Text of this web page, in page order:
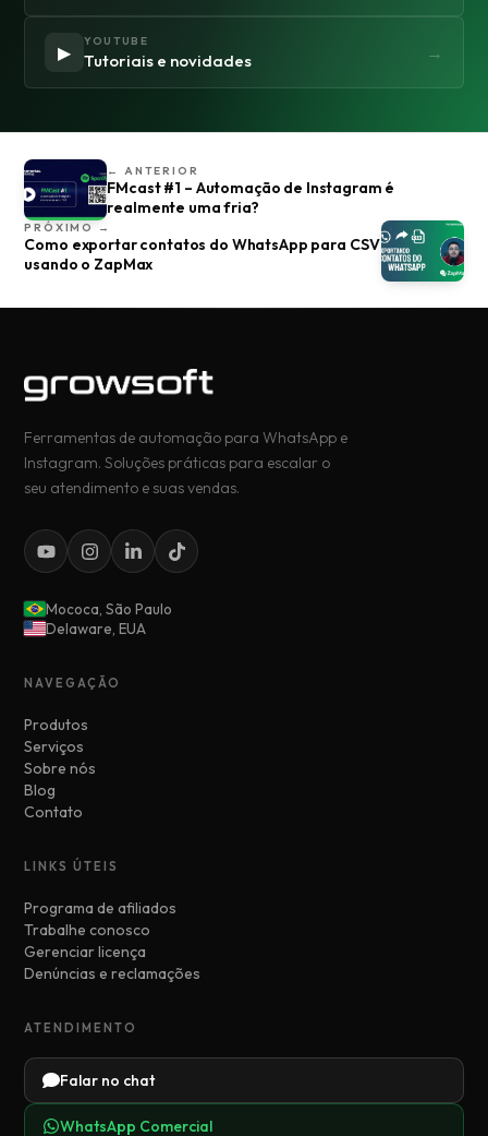
▶
YOUTUBE
Tutoriais e novidades →
← ANTERIOR
FMcast #1 – Automação de Instagram é
realmente uma fria?
PRÓXIMO →
Como exportar contatos do WhatsApp para CSV
usando o ZapMax
Ferramentas de automação para WhatsApp e
Instagram. Soluções práticas para escalar o
seu atendimento e suas vendas.
Mococa, São Paulo
Delaware, EUA
NAVEGAÇÃO
Produtos
Serviços
Sobre nós
Blog
Contato
LINKS ÚTEIS
Programa de afiliados
Trabalhe conosco
Gerenciar licença
Denúncias e reclamações
ATENDIMENTO
Falar no chat
WhatsApp Comercial